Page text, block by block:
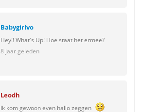
Babygirlvo
Hey!! What's Up! Hoe staat het ermee?
8 jaar geleden
Leodh
Ik kom gewoon even hallo zeggen